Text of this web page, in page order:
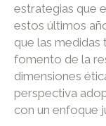
estrategias que
estos últimos
que las medidas
fomento de la
dimensiones
perspectiva
con un enfoque